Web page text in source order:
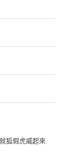
狐假虎威起來